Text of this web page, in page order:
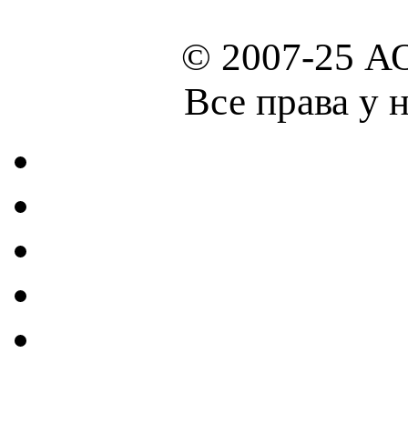
© 2007-25
Все права у